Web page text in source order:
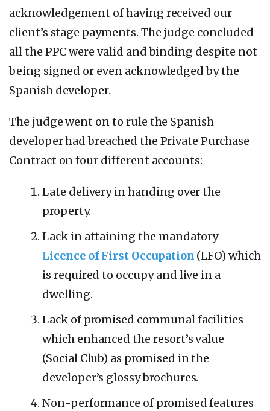
acknowledgement of having received our
client’s stage payments. The judge concluded
all the PPC were valid and binding despite not
being signed or even acknowledged by the
Spanish developer.
The judge went on to rule the Spanish
developer had breached the Private Purchase
Contract on four different accounts:
Late delivery in handing over the
property.
Lack in attaining the mandatory
Licence of First Occupation (LFO) which
is required to occupy and live in a
dwelling.
Lack of promised communal facilities
which enhanced the resort’s value
(Social Club) as promised in the
developer’s glossy brochures.
Non-performance of promised features